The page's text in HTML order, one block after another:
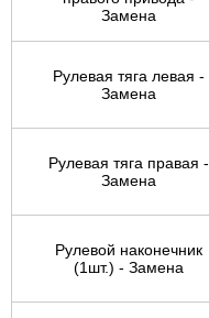
Замена
Рулевая тяга левая -
Замена
Рулевая тяга правая -
Замена
Рулевой наконечник
(1шт.) - Замена